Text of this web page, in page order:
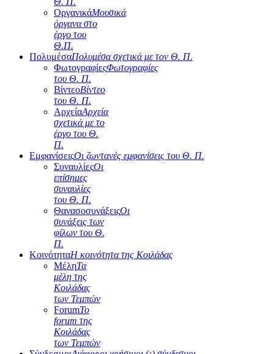
ΟργανικάΜουσικά
όργανα στο
έργο του
Θ.Π.
ΠολυμέσαΠολυμέσα σχετικά με τον Θ. Π.
ΦωτογραφίεςΦωτογραφίες
του Θ. Π.
ΒίντεοΒίντεο
του Θ. Π.
ΑρχείαΑρχεία
σχετικά με το
έργο του Θ.
Π.
ΕμφανίσειςΟι ζωντανές εμφανίσεις του Θ. Π.
ΣυναυλίεςΟι
επίσημες
συναυλίες
του Θ. Π.
ΘανασοσυνάξειςΟι
συνάξεις των
φίλων του Θ.
Π.
ΚοινότηταΗ κοινότητα της Κοιλάδας
ΜέληΤα
μέλη της
Κοιλάδας
των Τεμπών
ForumΤο
forum της
Κοιλάδας
των Τεμπών